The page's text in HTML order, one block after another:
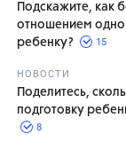
Подскажите, как
отношением
ребенку?
15
НОВОСТИ
Поделитесь,
подготовку
8